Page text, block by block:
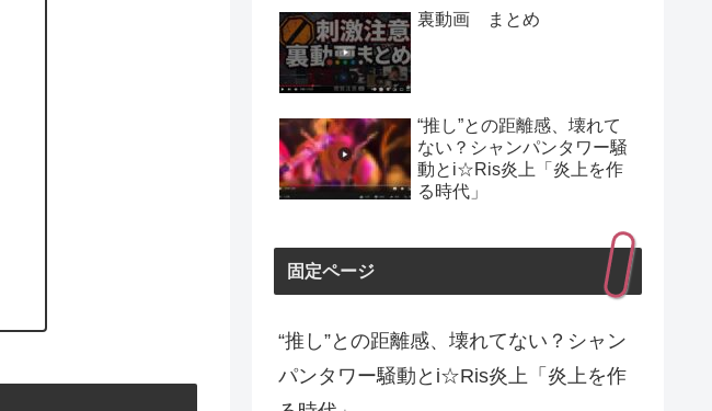
裏動画 まとめ
“推し”との距離感、壊れて
ない？シャンパンタワー騒
動とi☆Ris炎上「炎上を作
る時代」
固定ページ
“推し”との距離感、壊れてない？シャン
パンタワー騒動とi☆Ris炎上「炎上を作